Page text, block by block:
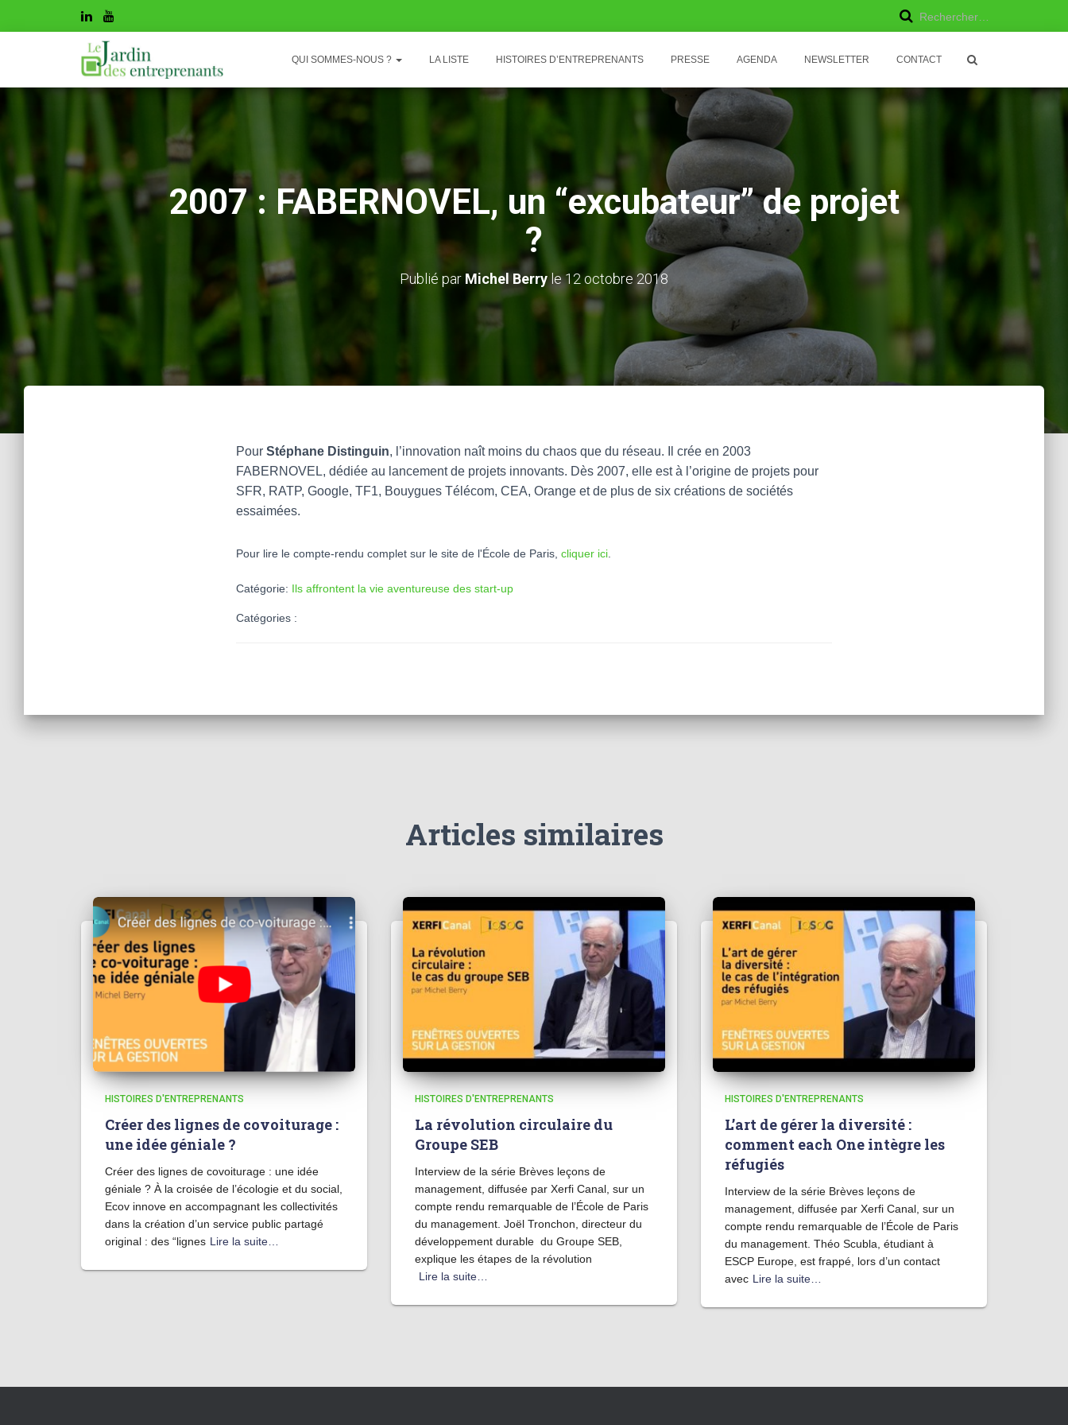
Rechercher…
QUI SOMMES-NOUS ? LA LISTE HISTOIRES D’ENTREPRENANTS PRESSE AGENDA NEWSLETTER CONTACT
2007 : FABERNOVEL, un “excubateur” de projet
?
Publié par Michel Berryle12 octobre 2018
Pour Stéphane Distinguin, l’innovation naît moins du chaos que du réseau. Il crée en 2003
FABERNOVEL, dédiée au lancement de projets innovants. Dès 2007, elle est à l’origine de projets pour
SFR, RATP, Google, TF1, Bouygues Télécom, CEA, Orange et de plus de six créations de sociétés
essaimées.
Pour lire le compte-rendu complet sur le site de l'École de Paris, cliquer ici
Catégorie: Ils affrontent la vie aventureuse des start-up
Catégories :
Articles similaires
HISTOIRES D'ENTREPRENANTS
Créer des lignes de covoiturage :
une idée géniale ?
Créer des lignes de covoiturage : une idée
géniale ? À la croisée de l’écologie et du social,
Ecov innove en accompagnant les collectivités
dans la création d’un service public partagé
original : des “lignes Lire la suite…
HISTOIRES D'ENTREPRENANTS
La révolution circulaire du
Groupe SEB
Interview de la série Brèves leçons de
management, diffusée par Xerfi Canal, sur un
compte rendu remarquable de l’École de Paris
du management. Joël Tronchon, directeur du
développement durable du Groupe SEB,
explique les étapes de la révolution
Lire la suite…
HISTOIRES D'ENTREPRENANTS
L’art de gérer la diversité :
comment each One intègre les
réfugiés
Interview de la série Brèves leçons de
management, diffusée par Xerfi Canal, sur un
compte rendu remarquable de l’École de Paris
du management. Théo Scubla, étudiant à
ESCP Europe, est frappé, lors d’un contact
avec Lire la suite…